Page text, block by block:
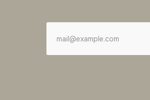
mail@example.com